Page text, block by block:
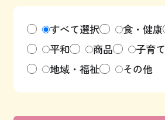
すべて選択 食・健康
平和
商品
子育て
地域・福祉
その他